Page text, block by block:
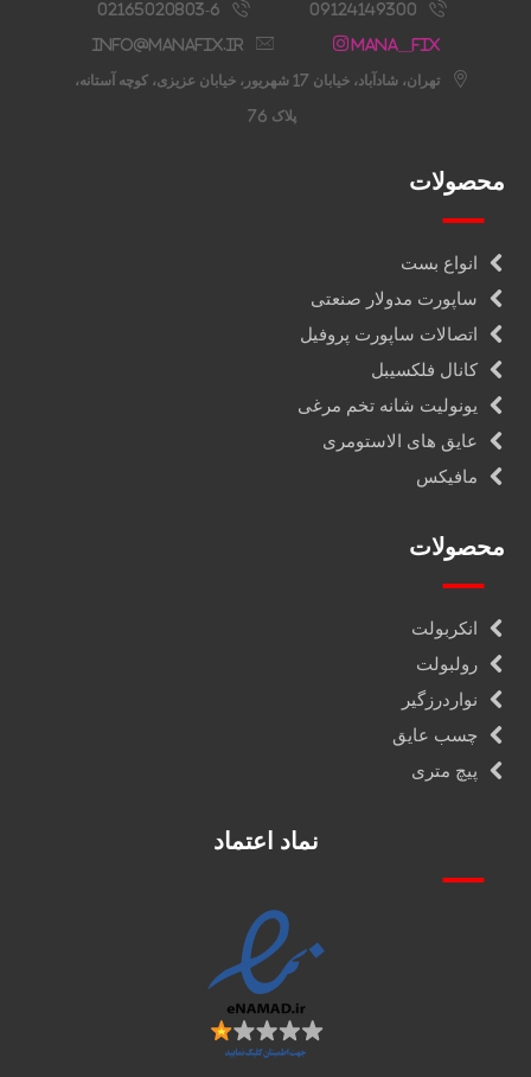
09124149300
02165020803-6
Mana__fix
info@manafix.ir
تهران، شادآباد، خیابان 17 شهریور، خیابان عزیزی، کوچه آستانه،
پلاک 76
محصولات
انواع بست
ساپورت مدولار صنعتی
اتصالات ساپورت پروفیل
کانال فلکسیبل
یونولیت شانه تخم مرغی
عایق های الاستومری
مافیکس
محصولات
انکربولت
رولبولت
نواردرزگیر
چسب عایق
پیچ متری
نماد اعتماد